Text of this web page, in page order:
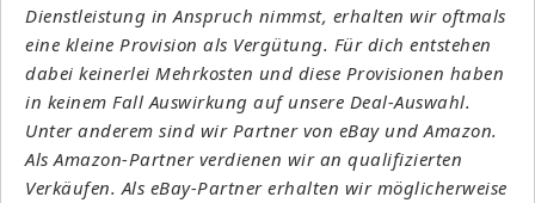
Dienstleistung in Anspruch nimmst, erhalten wir oftmals
eine kleine Provision als Vergütung. Für dich entstehen
dabei keinerlei Mehrkosten und diese Provisionen haben
in keinem Fall Auswirkung auf unsere Deal-Auswahl.
Unter anderem sind wir Partner von eBay und Amazon.
Als Amazon-Partner verdienen wir an qualifizierten
Verkäufen. Als eBay-Partner erhalten wir möglicherweise